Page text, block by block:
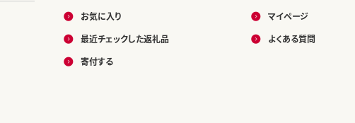
お気に入り
最近チェックした返礼品
寄付する
マイページ
よくある質問